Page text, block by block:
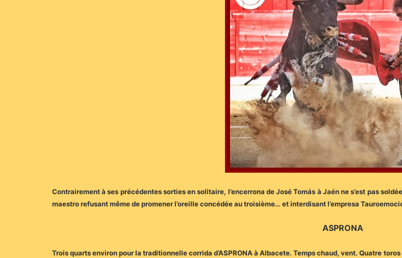
Contrairement à ses précédentes sorties en solitaire, l’encerrona de José Tomás à Jaén ne s’est pas
maestro refusant même de promener l’oreille concédée au troisième… et interdisant l’empresa
ASPRONA
Trois quarts environ pour la traditionnelle corrida d’ASPRONA à Albacete. Temps chaud, vent. Quatre